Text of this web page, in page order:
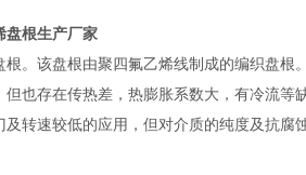
盘根生产厂家
。该盘根由聚四氟乙烯线制成的编织盘
也存在传热差，热膨胀系数大，有冷流等缺
转速较低的应用，但对介质的纯度及抗腐